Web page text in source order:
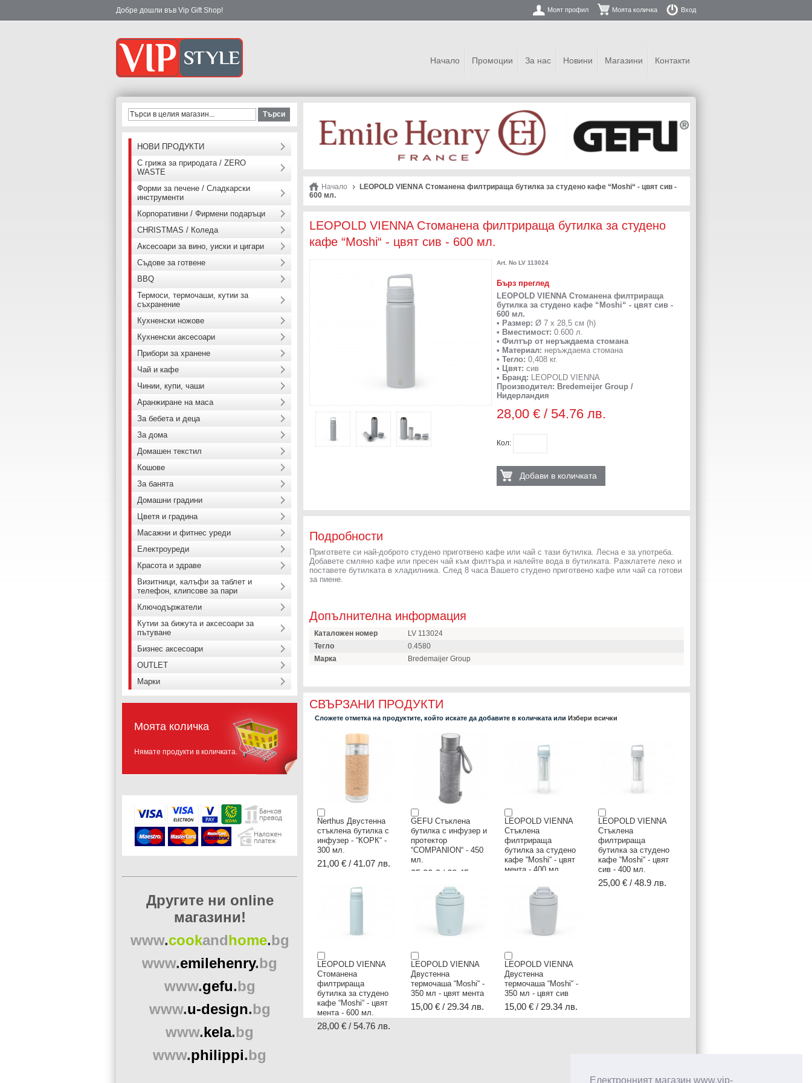
Електронният магазин www.vip-
Добре дошли във Vip Gift Shop! Моят профил Моята количка Вход
Начало Промоции За нас Новини Магазини Контакти
Начало
LEOPOLD VIENNA Стоманена филтрираща бутилка за студено кафе “Moshi“ - цвят сив -
600 мл.
LEOPOLD VIENNA Стоманена филтрираща бутилка за студено
кафе “Moshi“ - цвят сив - 600 мл.
Art. No LV 113024
Бърз преглед
LEOPOLD VIENNA Стоманена филтрираща
бутилка за студено кафе “Moshi“ - цвят сив -
600 мл.
• Размер: Ø 7 x 28,5 см (h)
• Вместимост: 0.600 л.
• Филтър от неръждаема стомана
• Материал: неръждаема стомана
• Тегло: 0,408 кг.
• Цвят: сив
• Бранд: LEOPOLD VIENNA
Производител: Bredemeijer Group /
Нидерландия
28,00 € / 54.76 лв.
Кол:
Добави в количката
Подробности
Пригответе си най-доброто студено приготвено кафе или чай с тази бутилка. Лесна е за употреба.
Добавете смляно кафе или пресен чай към филтъра и налейте вода в бутилката. Разклатете леко и
поставете бутилката в хладилника. След 8 часа Вашето студено приготвено кафе или чай са готови
за пиене.
Допълнителна информация
Каталожен номер
LV 113024
Тегло
0.4580
Марка
Bredemaijer Group
СВЪРЗАНИ ПРОДУКТИ
Сложете отметка на продуктите, който искате да добавите в количката или Избери всички
Nerthus Двустенна
стъклена бутилка с
инфузер - “КОРК“ -
300 мл.
21,00 € / 41.07 лв.
GEFU Стъклена
бутилка с инфузер и
протектор
“COMPANION“ - 450
мл.
35,00 € / 68.45 лв.
LEOPOLD VIENNA
Стъклена
филтрираща
бутилка за студено
кафе “Moshi“ - цвят
мента - 400 мл.
LEOPOLD VIENNA
Стъклена
филтрираща
бутилка за студено
кафе “Moshi“ - цвят
сив - 400 мл.
25,00 € / 48.9 лв.
LEOPOLD VIENNA
Стоманена
филтрираща
бутилка за студено
кафе “Moshi“ - цвят
мента - 600 мл.
28,00 € / 54.76 лв.
LEOPOLD VIENNA
Двустенна
термочаша “Moshi“ -
350 мл - цвят мента
15,00 € / 29.34 лв.
LEOPOLD VIENNA
Двустенна
термочаша “Moshi“ -
350 мл - цвят сив
15,00 € / 29.34 лв.
Търси
НОВИ ПРОДУКТИ
С грижа за природата / ZERO
WASTE
Форми за печене / Сладкарски
инструменти
Корпоративни / Фирмени подаръци
CHRISTMAS / Коледа
Аксесоари за вино, уиски и цигари
Съдове за готвене
BBQ
Термоси, термочаши, кутии за
съхранение
Кухненски ножове
Кухненски аксесоари
Прибори за хранене
Чай и кафе
Чинии, купи, чаши
Аранжиране на маса
За бебета и деца
За дома
Домашен текстил
Кошове
За банята
Домашни градини
Цветя и градина
Масажни и фитнес уреди
Електроуреди
Красота и здраве
Визитници, калъфи за таблет и
телефон, клипсове за пари
Ключодържатели
Кутии за бижута и аксесоари за
пътуване
Бизнес аксесоари
OUTLET
Марки
Моята количка
Нямате продукти в количката.
Другите ни online
магазини!
www.cookandhome.bg
www.emilehenry.bg
www.gefu.bg
www.u-design.bg
www.kela.bg
www.philippi.bg